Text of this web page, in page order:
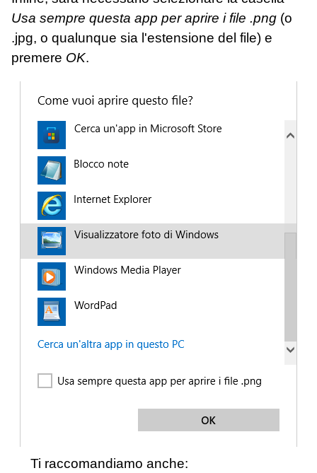
Usa sempre questa app per aprire i file .png (o
.jpg, o qualunque sia l'estensione del file) e
premere OK.
Ti raccomandiamo anche: